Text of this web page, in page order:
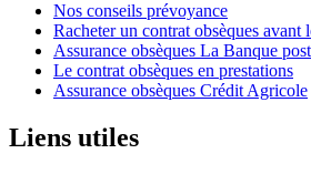
Nos conseils prévoyance
Racheter un contrat obsèques avant
Assurance obsèques La Banque
Le contrat obsèques en prestations
Assurance obsèques Crédit Agricole
Liens utiles